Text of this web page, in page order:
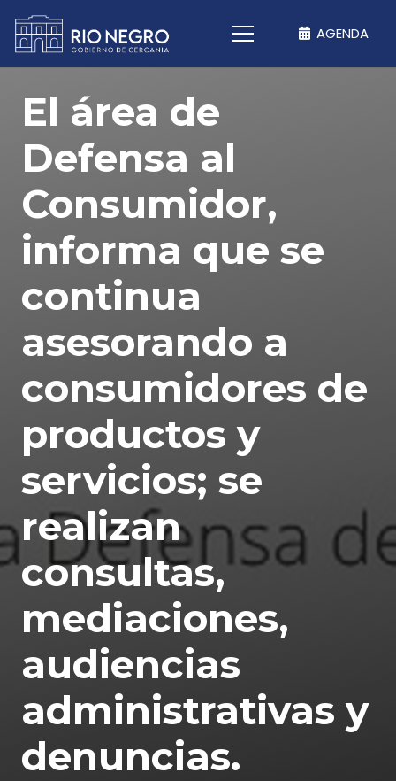
AGENDA
El área de
Defensa al
Consumidor,
informa que se
continua
asesorando a
consumidores de
productos y
servicios; se
realizan
consultas,
mediaciones,
audiencias
administrativas y
denuncias.